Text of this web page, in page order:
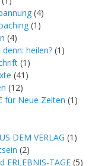
(4)
(1)
(4)
heilen? (1)
(1)
(41)
(12)
für Neue Zeiten (1)
DEM VERLAG (1)
(2)
ERLEBNIS-TAGE (5)